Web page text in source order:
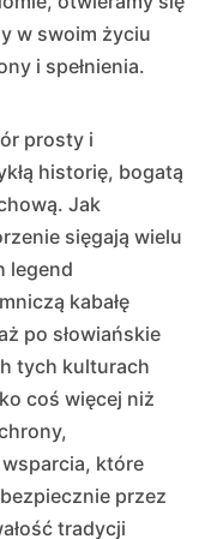
w swoim życiu
i spełnienia.
prosty i
historię, bogatą
Jak
sięgają wielu
legend
kabałę
po słowiańskie
tych kulturach
coś więcej niż
które
przez
tradycji